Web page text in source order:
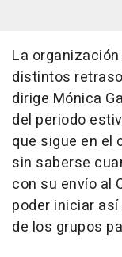
La
distintos
dirige Mónica
del periodo
que sigue en el
sin saberse
con su envío al
poder iniciar
de los grupos